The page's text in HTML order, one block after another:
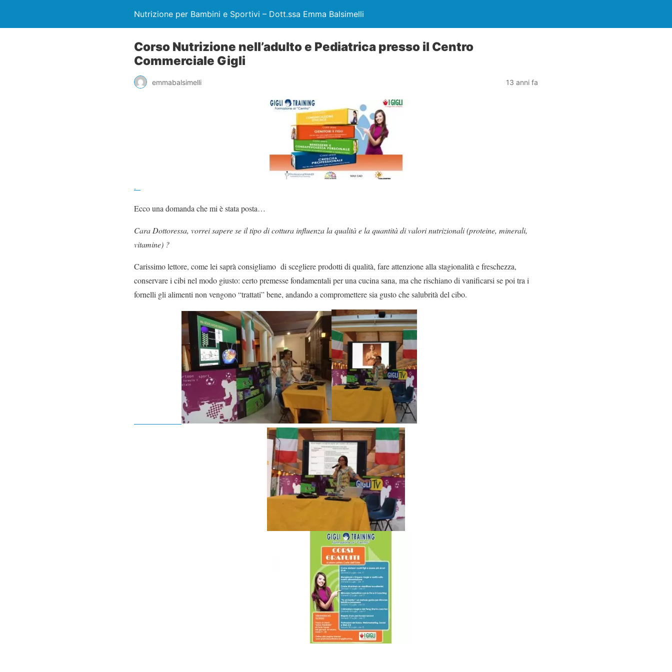
Nutrizione per Bambini e Sportivi – Dott.ssa Emma Balsimelli
Corso Nutrizione nell’adulto e Pediatrica presso il Centro
Commerciale Gigli
emmabalsimelli 13 anni fa
.
Ecco una domanda che mi è stata posta…
Cara Dottoressa, vorrei sapere se il tipo di cottura influenza la qualità e la quantità di valori nutrizionali (proteine, minerali,
vitamine) ?
Carissimo lettore, come lei saprà consigliamo di scegliere prodotti di qualità, fare attenzione alla stagionalità e freschezza,
conservare i cibi nel modo giusto: certo premesse fondamentali per una cucina sana, ma che rischiano di vanificarsi se poi tra i
fornelli gli alimenti non vengono “trattati” bene, andando a compromettere sia gusto che salubrità del cibo.